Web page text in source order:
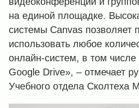
на единой площадке.
системы Canvas позволяет
использовать любое
онлайн-систем, в том
Google Drive», – отмечает
Учебного отдела Сколтеха